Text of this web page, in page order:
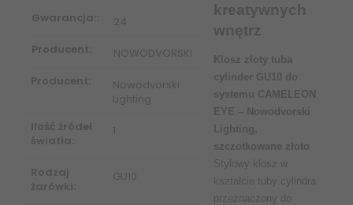
Gwarancja::
24
Producent:
NOWODVORSKI
Producent:
Nowodvorski
Lighting
Ilość źródeł
światła:
1
Rodzaj
żarówki:
GU10
kreatywnych
wnętrz
Klosz złoty tuba
cylinder GU10 do
systemu CAMELEON
EYE – Nowodvorski
Lighting,
szczotkowane złoto
Stylowy klosz w
kształcie tuby cylindra
przeznaczony do